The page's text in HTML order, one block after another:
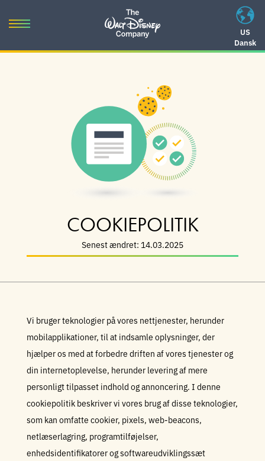
US
Dansk
Toggle
COOKIEPOLITIK
Senest ændret: 14.03.2025
Vi bruger teknologier på vores nettjenester, herunder
mobilapplikationer, til at indsamle oplysninger, der
hjælper os med at forbedre driften af vores tjenester og
din internetoplevelse, herunder levering af mere
personligt tilpasset indhold og annoncering. I denne
cookiepolitik beskriver vi vores brug af disse teknologier,
som kan omfatte cookier, pixels, web-beacons,
netlæserlagring, programtilføjelser,
enhedsidentifikatorer og softwareudviklingssæt